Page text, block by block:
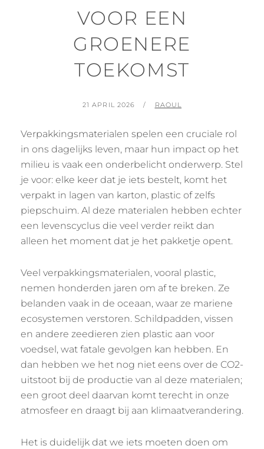
VOOR EEN
GROENERE
TOEKOMST
GEPLAATST
21 APRIL 2026 BY
RAOUL
Verpakkingsmaterialen spelen een cruciale rol
in ons dagelijks leven, maar hun impact op het
milieu is vaak een onderbelicht onderwerp. Stel
je voor: elke keer dat je iets bestelt, komt het
verpakt in lagen van karton, plastic of zelfs
piepschuim. Al deze materialen hebben echter
een levenscyclus die veel verder reikt dan
alleen het moment dat je het pakketje opent.
Veel verpakkingsmaterialen, vooral plastic,
nemen honderden jaren om af te breken. Ze
belanden vaak in de oceaan, waar ze mariene
ecosystemen verstoren. Schildpadden, vissen
en andere zeedieren zien plastic aan voor
voedsel, wat fatale gevolgen kan hebben. En
dan hebben we het nog niet eens over de CO2-
uitstoot bij de productie van al deze materialen;
een groot deel daarvan komt terecht in onze
atmosfeer en draagt bij aan klimaatverandering.
Het is duidelijk dat we iets moeten doen om